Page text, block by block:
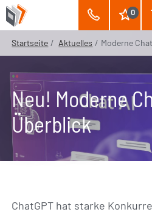
0
Startseite Aktuelles Moderne
Neu! Moderne
Überblick
ChatGPT hat starke